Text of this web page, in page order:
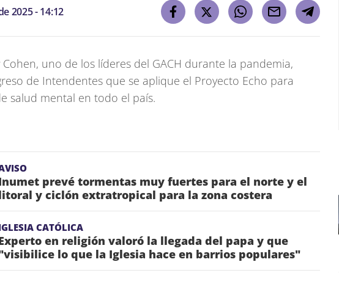
2025 - 14:12
uno de los líderes del GACH durante la pandemia,
de Intendentes que se aplique el Proyecto Echo para
salud mental en todo el país.
prevé tormentas muy fuertes para el norte y el
y ciclón extratropical para la zona costera
CATÓLICA
en religión valoró la llegada del papa y que
lo que la Iglesia hace en barrios populares"